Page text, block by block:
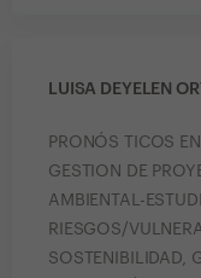
LUISA DEYELEN
PRONÓS TICOS
GESTION DE
AMBIENTAL-
RIESGOS/
SOSTENIBILIDAD,